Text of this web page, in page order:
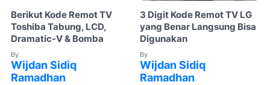
Berikut Kode Remot TV
Toshiba Tabung, LCD,
Dramatic-V & Bomba
By
Wijdan Sidiq
Ramadhan
3 Digit Kode Remot TV LG
yang Benar Langsung Bisa
Digunakan
By
Wijdan Sidiq
Ramadhan